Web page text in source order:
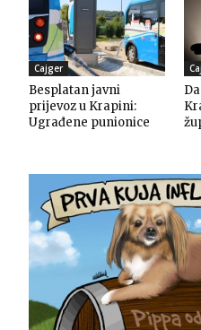
Cajger
Besplatan javni
prijevoz u Krapini:
Ugrađene punionice